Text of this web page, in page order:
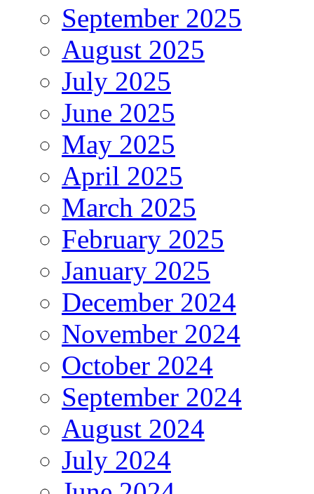
September 2025
August 2025
July 2025
June 2025
May 2025
April 2025
March 2025
February 2025
January 2025
December 2024
November 2024
October 2024
September 2024
August 2024
July 2024